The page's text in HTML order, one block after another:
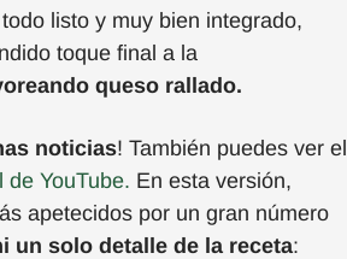
listo y muy bien integrado,
toque final a la
queso rallado.
noticias! También puedes ver el
de YouTube. En esta versión,
apetecidos por un gran número
un solo detalle de la receta: